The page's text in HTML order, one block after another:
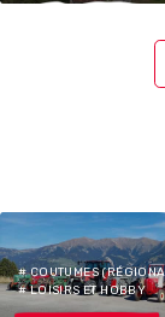
# COUTUMES
# LOISIRS ET HOBBY